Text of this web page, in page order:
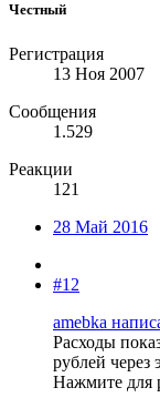
Честный
Регистрация
13 Ноя 2007
Сообщения
1.529
Реакции
121
28 Май 2016
#12
amebka
Расходы
рублей через
Нажмите для